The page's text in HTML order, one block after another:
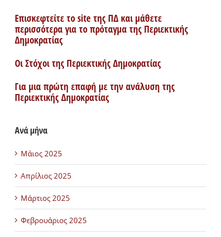
Επισκεφτείτε το site της ΠΔ και μάθετε
περισσότερα για το πρόταγμα της Περιεκτικής
Δημοκρατίας
Οι Στόχοι της Περιεκτικής Δημοκρατίας
Για μια πρώτη επαφή με την ανάλυση της
Περιεκτικής Δημοκρατίας
Ανά μήνα
Μάιος 2025
Απρίλιος 2025
Μάρτιος 2025
Φεβρουάριος 2025